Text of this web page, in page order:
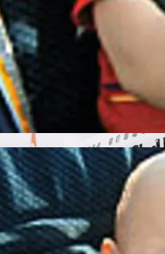
Спасут Британскую
Вулкана На Юге Исландии:
Положение И Эвакуация